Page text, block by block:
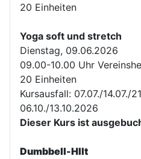
20 Einheiten
Yoga soft und stretch
Dienstag, 09.06.2026
09.00-10.00 Uhr
20 Einheiten
Kursausfall: 07.07./14.07./
06.10./13.10.2026
Dieser Kurs ist
Dumbbell-HIIt